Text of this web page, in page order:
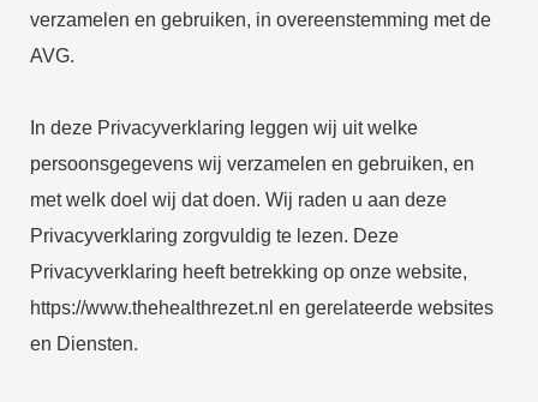
verzamelen en gebruiken, in overeenstemming met de
AVG.
In deze Privacyverklaring leggen wij uit welke
persoonsgegevens wij verzamelen en gebruiken, en
met welk doel wij dat doen. Wij raden u aan deze
Privacyverklaring zorgvuldig te lezen. Deze
Privacyverklaring heeft betrekking op onze website,
https://www.thehealthrezet.nl en gerelateerde websites
en Diensten.
te
over
te
de
Hierdoor